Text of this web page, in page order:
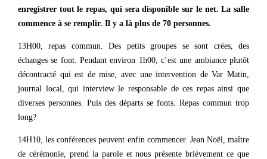
enregistrer tout le repas, qui sera disponible sur le net. La salle
commence à se remplir. Il y a là plus de 70 personnes.
13H00, repas commun. Des petits groupes se sont crées, des
échanges se font. Pendant environ 1h00, c’est une ambiance plutôt
décontracté qui est de mise, avec une intervention de Var Matin,
journal local, qui interview le responsable de ces repas ainsi que
diverses personnes. Puis des départs se fonts. Repas commun trop
long?
14H10, les conférences peuvent enfin commencer. Jean Noël, maître
de cérémonie, prend la parole et nous présente brièvement ce que